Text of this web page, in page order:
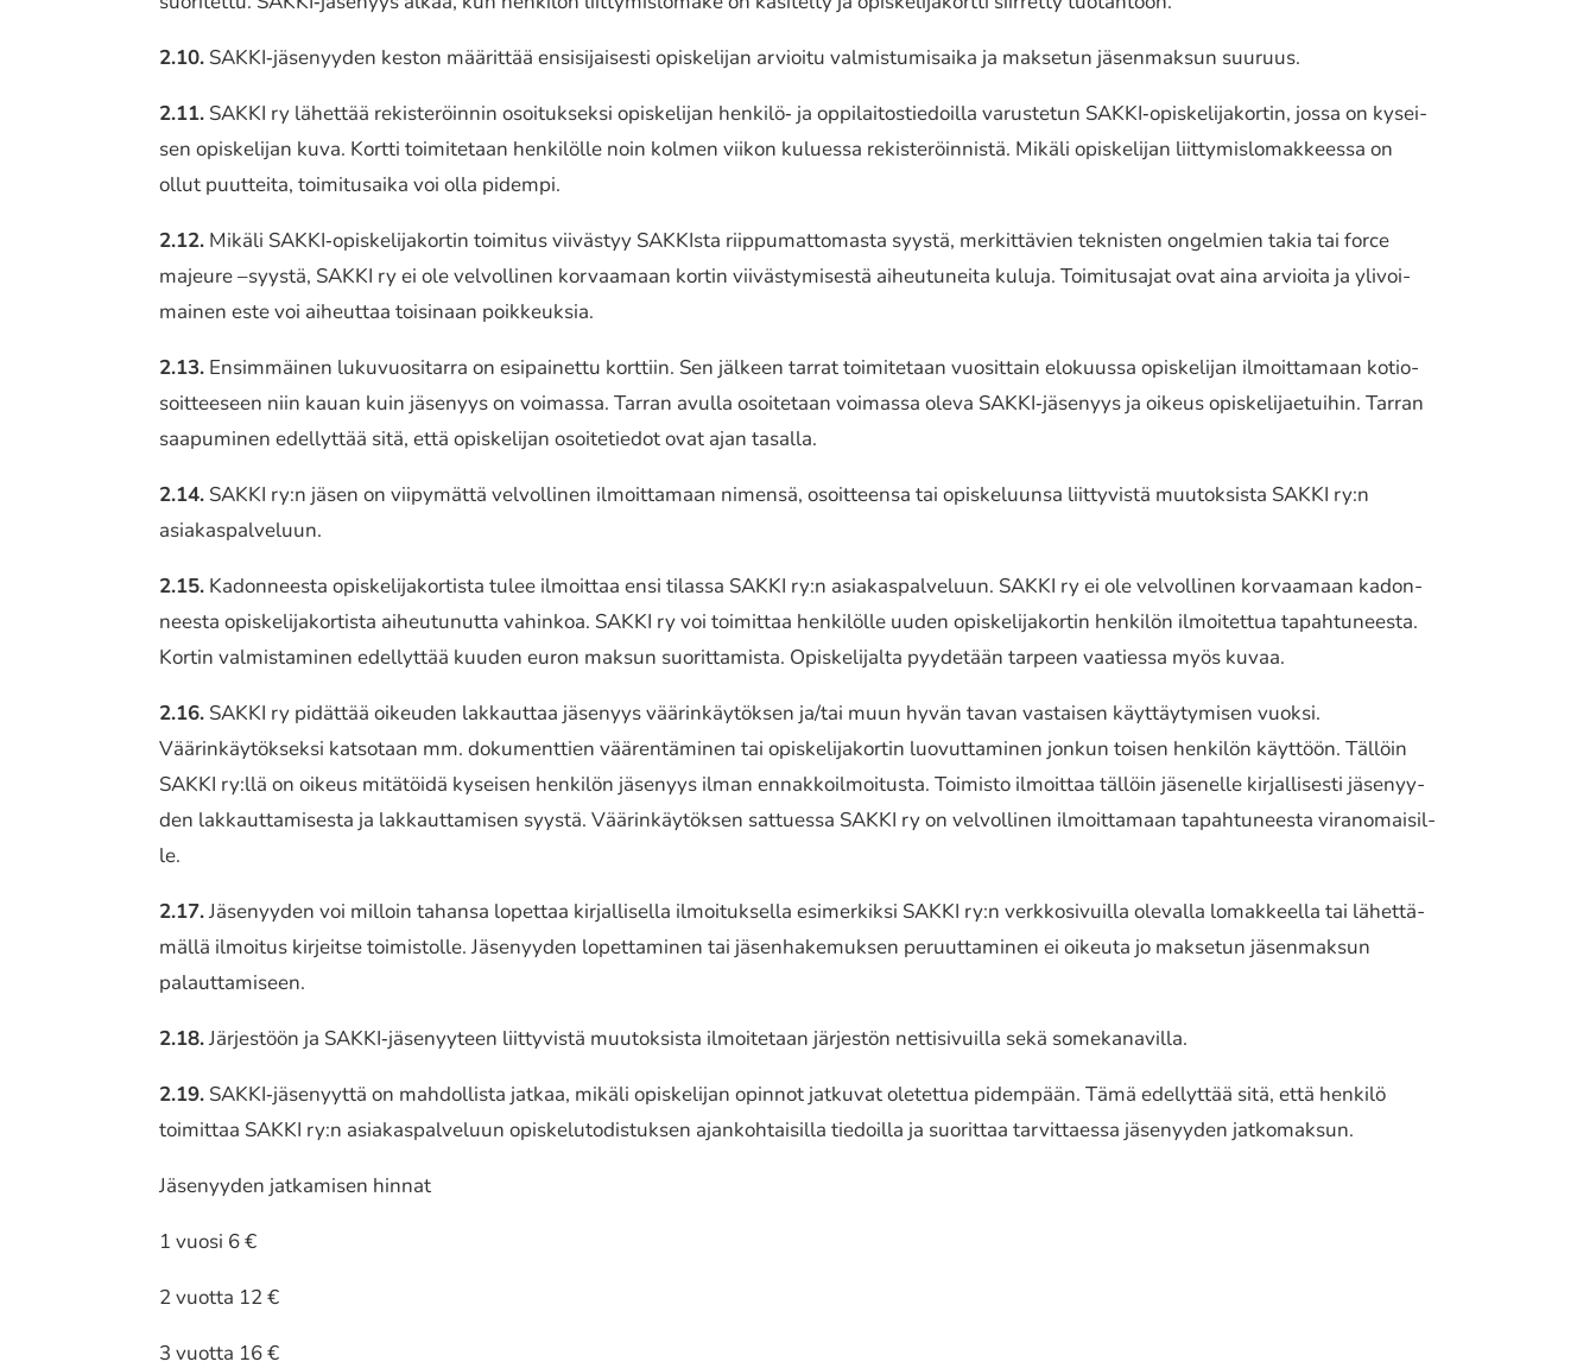
2.10. SAKKI‐jäsenyyden keston määrit­tää ensi­si­jai­ses­ti opis­ke­li­jan arvioi­tu valmis­tu­mi­sai­ka ja makse­tun jäsen­mak­sun suuruus.
2.11. SAKKI ry lähet­tää rekis­te­röin­nin osoi­tuk­sek­si opis­ke­li­jan henkilö‐ ja oppi­lai­tos­tie­doil­la varus­te­tun SAKKI‐opiskelijakortin, jossa on kysei­
sen opis­ke­li­jan kuva. Kortti toimi­te­taan henki­löl­le noin kolmen viikon kulues­sa rekis­te­röin­nis­tä. Mikäli opis­ke­li­jan liit­ty­mis­lo­mak­kees­sa on
ollut puut­tei­ta, toimi­tusai­ka voi olla pidempi.
2.12. Mikäli SAKKI‐opiskelijakortin toimi­tus viiväs­tyy SAKKIsta riip­pu­mat­to­mas­ta syystä, merkit­tä­vien teknis­ten ongel­mien takia tai force
majeure –syystä, SAKKI ry ei ole velvol­li­nen korvaa­maan kortin viiväs­ty­mi­ses­tä aiheu­tu­nei­ta kuluja. Toimitusajat ovat aina arvioi­ta ja ylivoi­
mai­nen este voi aiheut­taa toisi­naan poik­keuk­sia.
2.13. Ensimmäinen luku­vuo­si­tar­ra on esipai­net­tu kort­tiin. Sen jälkeen tarrat toimi­te­taan vuosit­tain elokuus­sa opis­ke­li­jan ilmoit­ta­maan kotio­
soit­tee­seen niin kauan kuin jäse­nyys on voimas­sa. Tarran avulla osoi­te­taan voimas­sa oleva SAKKI‐jäsenyys ja oikeus opis­ke­li­jae­tui­hin. Tarran
saapu­mi­nen edel­lyt­tää sitä, että opis­ke­li­jan osoi­te­tie­dot ovat ajan tasalla.
2.14. SAKKI ry:n jäsen on viipy­mät­tä velvol­li­nen ilmoit­ta­maan nimensä, osoit­teen­sa tai opis­ke­luun­sa liit­ty­vis­tä muutok­sis­ta SAKKI ry:n
asiakas­pal­ve­luun.
2.15. Kadonneesta opis­ke­li­ja­kor­tis­ta tulee ilmoit­taa ensi tilassa SAKKI ry:n asia­kas­pal­ve­luun. SAKKI ry ei ole velvol­li­nen korvaa­maan kadon­
nees­ta opis­ke­li­ja­kor­tis­ta aiheu­tu­nut­ta vahin­koa. SAKKI ry voi toimit­taa henki­löl­le uuden opis­ke­li­ja­kor­tin henki­lön ilmoi­tet­tua tapah­tu­nees­ta.
Kortin valmis­ta­mi­nen edel­lyt­tää kuuden euron maksun suorit­ta­mis­ta. Opiskelijalta pyyde­tään tarpeen vaaties­sa myös kuvaa.
2.16. SAKKI ry pidät­tää oikeu­den lakkaut­taa jäse­nyys väärin­käy­tök­sen ja/tai muun hyvän tavan vastai­sen käyt­täy­ty­mi­sen vuoksi.
Väärinkäytökseksi katso­taan mm. doku­ment­tien väären­tä­mi­nen tai opis­ke­li­ja­kor­tin luovut­ta­mi­nen jonkun toisen henki­lön käyt­töön. Tällöin
SAKKI ry:llä on oikeus mitä­töi­dä kysei­sen henki­lön jäse­nyys ilman ennak­koil­moi­tus­ta. Toimisto ilmoit­taa tällöin jäse­nel­le kirjal­li­ses­ti jäse­nyy­
den lakkaut­ta­mi­ses­ta ja lakkaut­ta­mi­sen syystä. Väärinkäytöksen sattues­sa SAKKI ry on velvol­li­nen ilmoit­ta­maan tapah­tu­nees­ta viran­omai­sil­
le.
2.17.Jäsenyyden voi milloin tahansa lopet­taa kirjal­li­sel­la ilmoi­tuk­sel­la esimer­kik­si SAKKI ry:n verk­ko­si­vuil­la oleval­la lomak­keel­la tai lähet­tä­
mäl­lä ilmoi­tus kirjeit­se toimis­tol­le. Jäsenyyden lopettaminen tai jäsenhakemuksen peruuttaminen ei oikeuta jo maksetun jäsenmaksun
palauttamiseen.
2.18.Järjestöön ja SAKKI‐jäsenyyteen liit­ty­vis­tä muutok­sis­ta ilmoi­te­taan järjes­tön netti­si­vuil­la sekä some­ka­na­vil­la.
2.19. SAKKI‐jäsenyyttä on mahdol­lis­ta jatkaa, mikäli opis­ke­li­jan opinnot jatku­vat oletet­tua pidem­pään. Tämä edel­lyt­tää sitä, että henkilö
toimit­taa SAKKI ry:n asia­kas­pal­ve­luun opis­ke­lu­to­dis­tuk­sen ajan­koh­tai­sil­la tiedoil­la ja suorit­taa tarvit­taes­sa jäse­nyy­den jatko­mak­sun.
Jäse­nyy­den jatka­mi­sen hinnat
1 vuosi 6 €
2 vuotta 12 €
3 vuotta 16 €